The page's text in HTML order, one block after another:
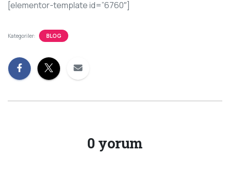
[elementor-template id=”6760″]
Kategoriler: BLOG
0 yorum